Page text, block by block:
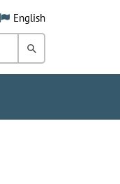
English
Rechercher
dans
Grand